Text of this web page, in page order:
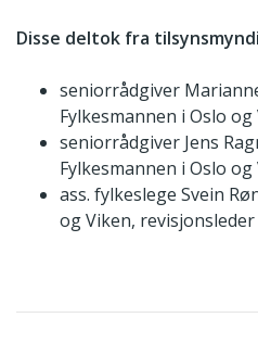
Disse deltok fra
seniorrådgiver
Fylkesmannen i Oslo
seniorrådgiver Jens
Fylkesmannen i Oslo
ass. fylkeslege Svein
og Viken, revisjonsleder